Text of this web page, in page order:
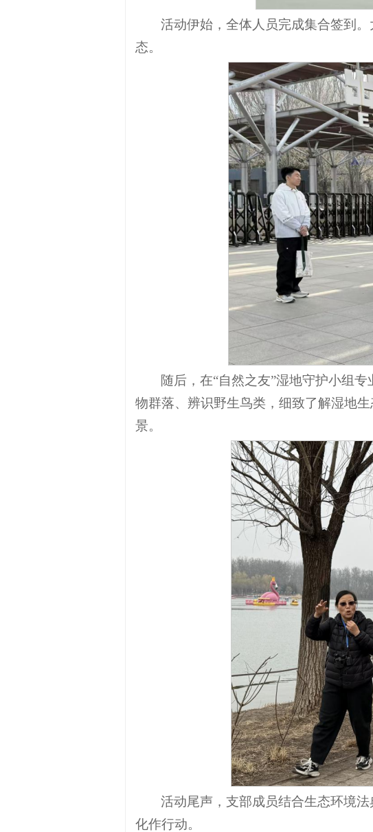
活动伊始，全体人员完成集合签到
态。
随后，在“自然之友”湿地守护小组
物群落、辨识野生鸟类，细致了解湿地
景。
活动尾声，支部成员结合生态环境
化作行动。